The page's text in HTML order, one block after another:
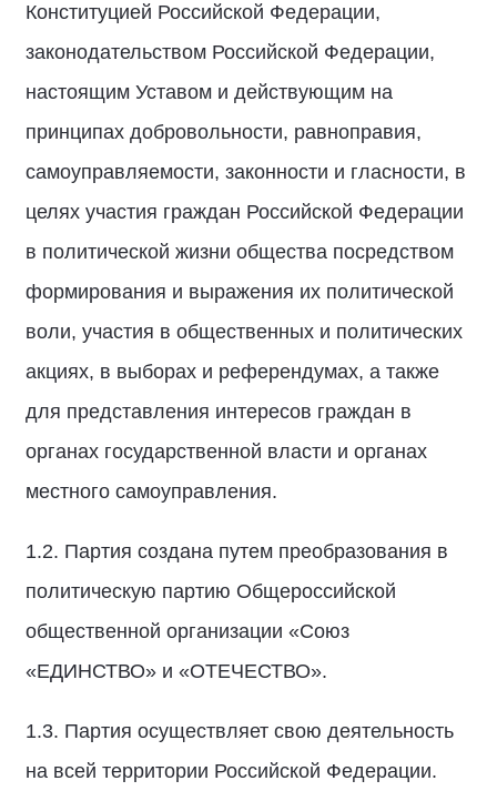
Конституцией Российской Федерации,
законодательством Российской Федерации,
настоящим Уставом и действующим на
принципах добровольности, равноправия,
самоуправляемости, законности и гласности, в
целях участия граждан Российской Федерации
в политической жизни общества посредством
формирования и выражения их политической
воли, участия в общественных и политических
акциях, в выборах и референдумах, а также
для представления интересов граждан в
органах государственной власти и органах
местного самоуправления.
1.2. Партия создана путем преобразования в
политическую партию Общероссийской
общественной организации «Союз
«ЕДИНСТВО» и «ОТЕЧЕСТВО».
1.3. Партия осуществляет свою деятельность
на всей территории Российской Федерации.